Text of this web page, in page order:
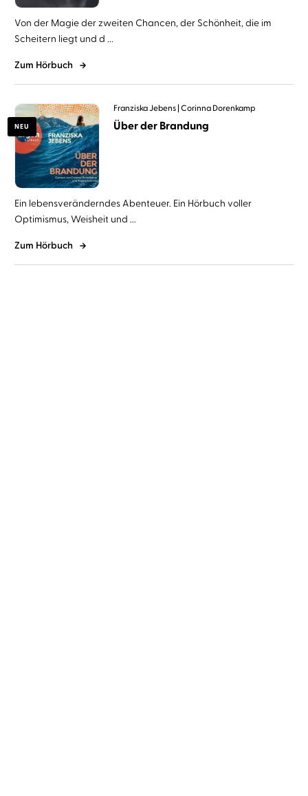
Von der Magie der zweiten Chancen, der Schönheit, die im
Scheitern liegt und d ...
Zum Hörbuch
NEU
Franziska Jebens Corinna Dorenkamp
Über der Brandung
Ein lebensveränderndes Abenteuer. Ein Hörbuch voller
Optimismus, Weisheit und ...
Zum Hörbuch